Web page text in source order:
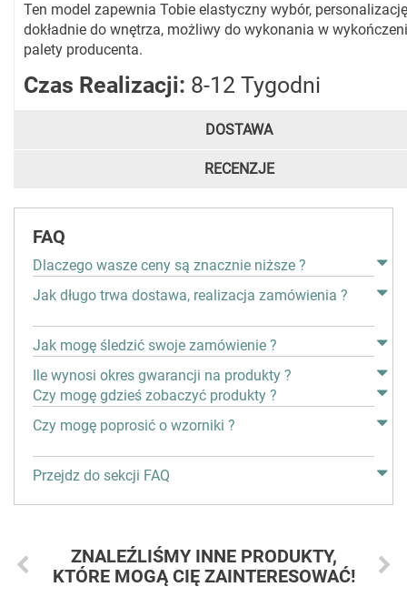
Ten model zapewnia Tobie elastyczny wybór, personalizację
dokładnie do wnętrza, możliwy do wykonania w
palety producenta.
Czas Realizacji: 8-12 Tygodni
DOSTAWA
RECENZJE
FAQ
Dlaczego wasze ceny są znacznie niższe ?
Jak długo trwa dostawa, realizacja zamówienia ?
Jak mogę śledzić swoje zamówienie ?
Ile wynosi okres gwarancji na produkty ?
Czy mogę gdzieś zobaczyć produkty ?
Czy mogę poprosić o wzorniki ?
Przejdz do sekcji FAQ
ZNALEŹLIŚMY INNE PRODUKTY,
KTÓRE MOGĄ CIĘ ZAINTERESOWAĆ!